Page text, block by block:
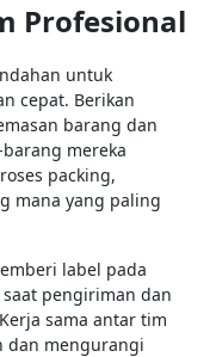
Profesional
untuk
cepat. Berikan
barang dan
mereka
packing,
mana yang paling
label pada
pengiriman dan
sama antar tim
dan mengurangi